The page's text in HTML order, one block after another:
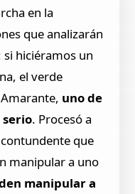
en la
que analizarán
si hiciéramos un
el verde
uno de
serio. Procesó a
que
manipular a uno
manipular a